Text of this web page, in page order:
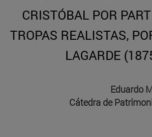
CRISTÓBAL POR
TROPAS REALISTAS,
LAGARDE
Eduardo
Cátedra de